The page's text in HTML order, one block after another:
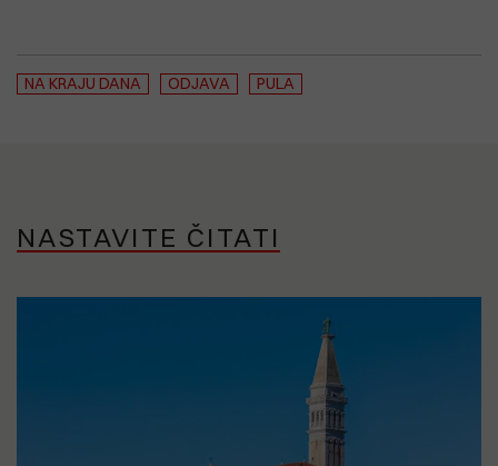
NA KRAJU DANA ODJAVA PULA
NASTAVITE ČITATI